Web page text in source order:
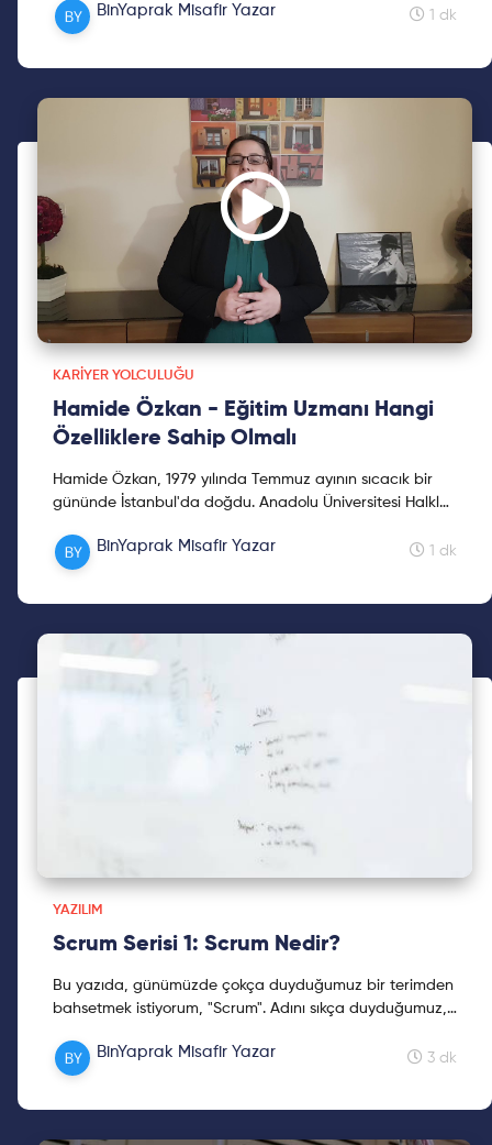
katıldı. Şir...BinYaprak Misafir Yazar 1 dk
KARIYER YOLCULUĞU
Hamide Özkan - Eğitim Uzmanı Hangi
Özelliklere Sahip Olmalı
Hamide Özkan, 1979 yılında Temmuz ayının sıcacık bir
gününde İstanbul'da doğdu. Anadolu Üniversitesi Halkla
BinYaprak Misafir Yazar 1 dk
YAZILIM
Scrum Serisi 1: Scrum Nedir?
Bu yazıda, günümüzde çokça duyduğumuz bir terimden
bahsetmek istiyorum, "Scrum". Adını sıkça duyduğumuz,
mülakatlarda sorulması muhtemel sorulardan bir
tanesidir: Scrum nedir? Gelin birlikte öğrenelim.
BinYaprak Misafir Yazar 3 dk